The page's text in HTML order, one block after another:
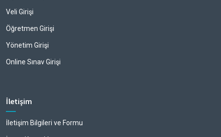
Veli Girişi
Öğretmen Girişi
Yönetim Girişi
Online Sınav Girişi
İletişim
İletişim Bilgileri ve Formu